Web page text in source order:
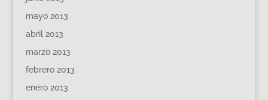
mayo 2013
abril 2013
marzo 2013
febrero 2013
enero 2013